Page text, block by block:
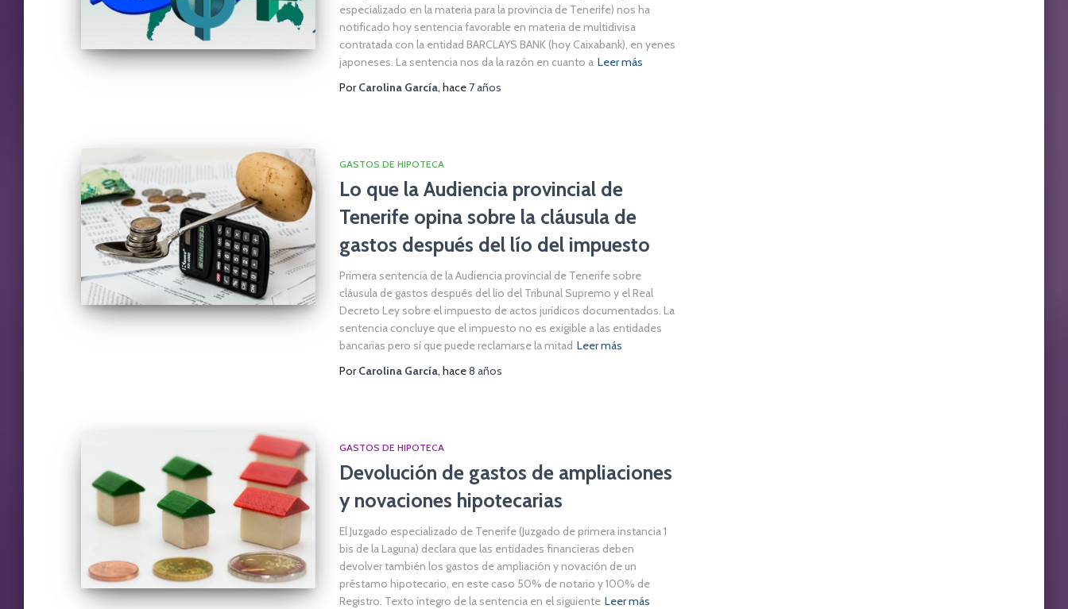
especializado en la materia para la provincia de Tenerife) nos ha
notificado hoy sentencia favorable en materia de multidivisa
contratada con la entidad BARCLAYS BANK (hoy Caixabank), en yenes
japoneses. La sentencia nos da la razón en cuanto a Leer más
PorCarolina García, hace 7 años
GASTOS DE HIPOTECA
Lo que la Audiencia provincial de
Tenerife opina sobre la cláusula de
gastos después del lío del impuesto
Primera sentencia de la Audiencia provincial de Tenerife sobre
cláusula de gastos después del lío del Tribunal Supremo y el Real
Decreto Ley sobre el impuesto de actos jurídicos documentados. La
sentencia concluye que el impuesto no es exigible a las entidades
bancarias pero sí que puede reclamarse la mitad Leer más
PorCarolina García, hace8 años
GASTOS DE HIPOTECA
Devolución de gastos de ampliaciones
y novaciones hipotecarias
El Juzgado especializado de Tenerife (Juzgado de primera instancia 1
bis de la Laguna) declara que las entidades financieras deben
devolver también los gastos de ampliación y novación de un
préstamo hipotecario, en este caso 50% de notario y 100% de
Registro. Texto íntegro de la sentencia en el siguiente Leer más